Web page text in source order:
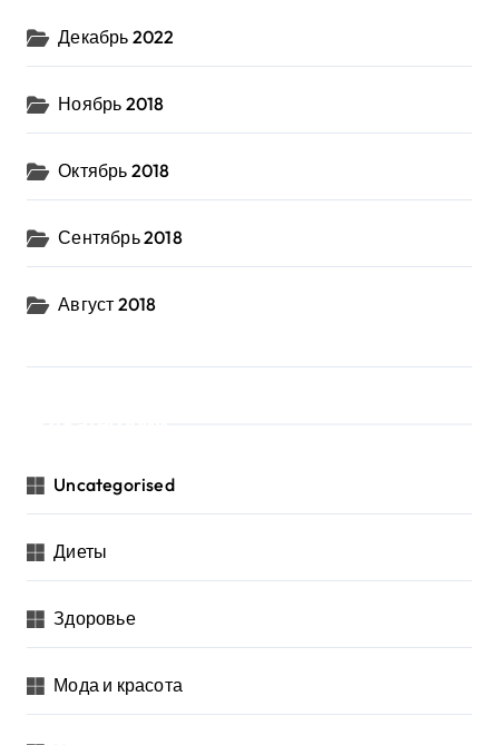
Декабрь 2022
Ноябрь 2018
Октябрь 2018
Сентябрь 2018
Август 2018
Uncategorised
Диеты
Здоровье
Мода и красота